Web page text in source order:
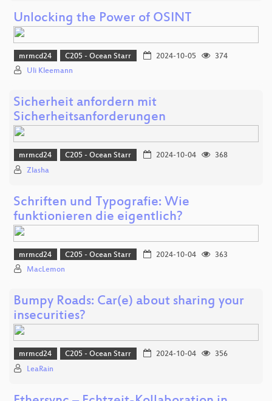
Unlocking the Power of OSINT
mrmcd24 C205 - Ocean Starr 2024-10-05
374
Uli Kleemann
Sicherheit anfordern mit
Sicherheitsanforderungen
mrmcd24 C205 - Ocean Starr 2024-10-04
368
Zlasha
Schriften und Typografie: Wie
funktionieren die eigentlich?
mrmcd24 C205 - Ocean Starr 2024-10-04
363
MacLemon
Bumpy Roads: Car(e) about sharing your
insecurities?
mrmcd24 C205 - Ocean Starr 2024-10-04
356
LeaRain